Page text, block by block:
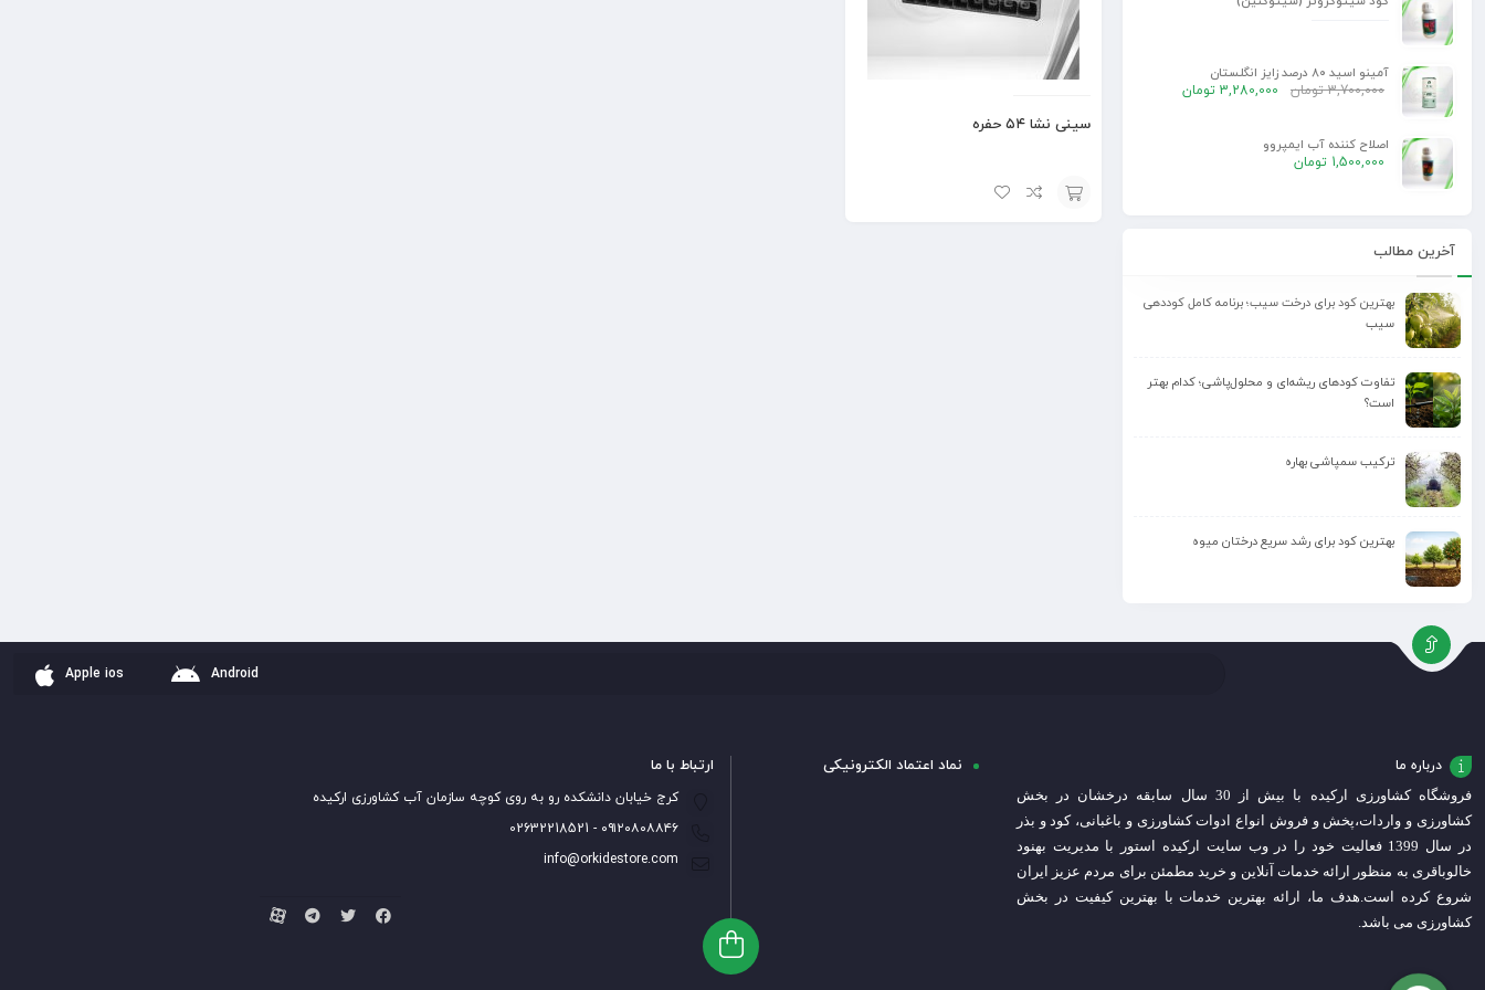
سینی نشا ۵۴ حفره
آمینو اسید 80 درصد زایز انگلستان
3,700,000 تومان 3,280,000 تومان
اصلاح کننده آب ایمپروو
1,500,000 تومان
آخرین مطالب
بهترین کود برای درخت سیب؛ برنامه کامل کوددهی
سیب
تفاوت کودهای ریشه‌ای و محلول‌پاشی؛ کدام بهتر
است؟
ترکیب سمپاشی بهاره
بهترین کود برای رشد سریع درختان میوه
Apple ios Android
درباره ما
فروشگاه کشاورزی ارکیده با بیش از 30 سال سابقه درخشان در بخش
کشاورزی و واردات،پخش و فروش انواع ادوات کشاورزی و باغبانی، کود و بذر
در سال 1399 فعالیت خود را در وب سایت ارکیده استور با مدیریت بهنود
خالوباقری به منظور ارائه خدمات آنلاین و خرید مطمئن برای مردم عزیز ایران
شروع کرده است. هدف ما، ارائه بهترین خدمات با بهترین کیفیت در بخش
کشاورزی می باشد.
نماد اعتماد الکترونیکی ارتباط با ما
کرج خیابان دانشکده رو به روی کوچه سازمان آب کشاورزی ارکیده
۰۹۱۲۰۸۰۸۸۴۶ - 02632218521
info@orkidestore.com